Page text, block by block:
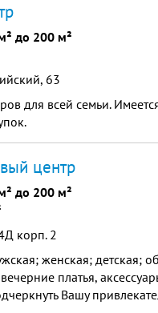
до 200 м²
63
для всей семьи.
центр
до 200 м²
корп. 2
женская; детская;
платья,
Вашу